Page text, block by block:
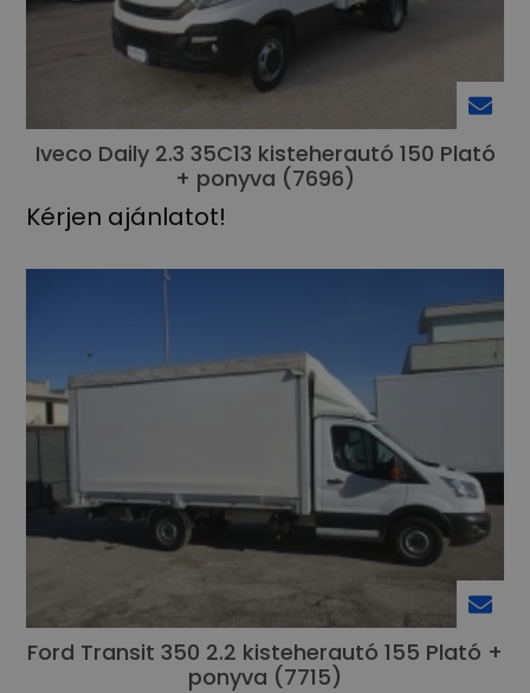
Iveco Daily 2.3 35C13 kisteherautó 150 Plató
+ ponyva (7696)
Kérjen ajánlatot!
Ford Transit 350 2.2 kisteherautó 155 Plató +
ponyva (7715)